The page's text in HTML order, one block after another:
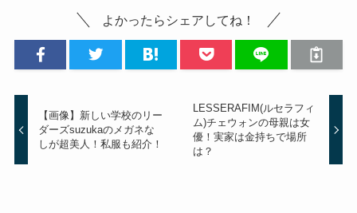
よかったらシェアしてね！
【画像】新しい学校のリー
ダーズsuzukaのメガネな
しが超美人！私服も紹介！
LESSERAFIM(ルセラフィ
ム)チェウォンの母親は女
優！実家は金持ちで場所
は？